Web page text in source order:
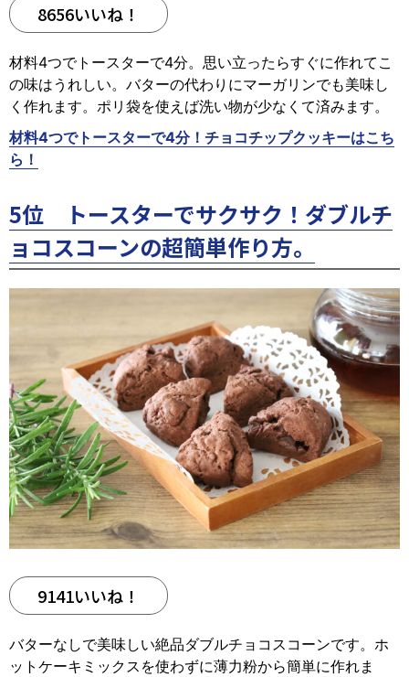
8656いいね！
材料4つでトースターで4分。思い立ったらすぐに作れてこ
の味はうれしい。バターの代わりにマーガリンでも美味し
く作れます。ポリ袋を使えば洗い物が少なくて済みます。
材料4つでトースターで4分！チョコチップクッキーはこち
ら！
5位 トースターでサクサク！ダブルチ
ョコスコーンの超簡単作り方。
9141いいね！
バターなしで美味しい絶品ダブルチョコスコーンです。ホ
ットケーキミックスを使わずに薄力粉から簡単に作れま